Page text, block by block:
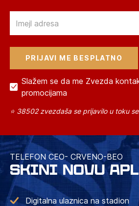
Slažem se da me Zvezda
promocijama
⭐ 38502 zvezdaša se prijavilo u toku
TELEFON CEO- CRVENO-BEO
SKINI NOVU
Digitalna ulaznica na stadion